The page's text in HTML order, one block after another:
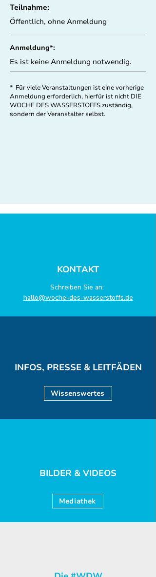
Teilnahme:
Öffentlich, ohne Anmeldung
Anmeldung*:
Es ist keine Anmeldung notwendig.
* Für viele Veranstaltungen ist eine vorherige
Anmeldung erforderlich, hierfür ist nicht DIE
WOCHE DES WASSERSTOFFS zuständig,
sondern der Veranstalter selbst.
KONTAKT
Schreiben Sie an:
hallo@woche-des-wasserstoffs.de
INFOS, PRESSE & LEITFÄDEN
Wissenswertes
BILDER & VIDEOS
Mediathek